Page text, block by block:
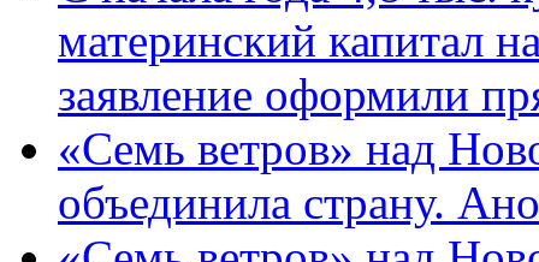
материнский капитал
заявление оформили
«Семь ветров» над
объединила страну.